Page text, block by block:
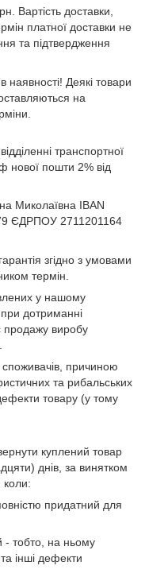
Вартість доставки,
платної доставки не
та підтвердження
наявності! Деякі товари
на
транспортної
нової пошти 2% від
Миколаївна IBAN
ЄДРПОУ 2711201164
згідно з умовами
термін.
у нашому
при дотриманні
продажу виробу
споживачів, причиною
та рибальських
товару (у тому
куплений товар
днів, за винятком
придатний для
- тобто, на ньому
інші дефекти